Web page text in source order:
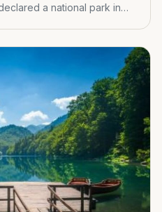
a national park in